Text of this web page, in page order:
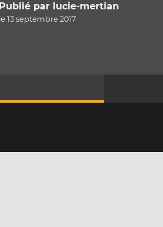
Publié par lucie-mertian
le 13 septembre 2017